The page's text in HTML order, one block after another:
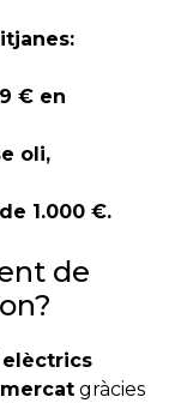
€ en
oli,
1.000 €.
de
elèctrics
gràcies